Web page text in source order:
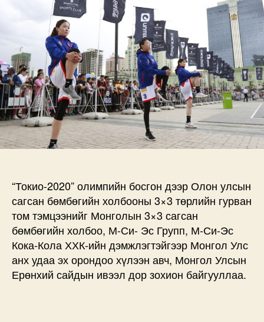
ШИЛДГҮҮД
МОНГОЛД
ЧУУЛЛАА
дээр
“Токио-2020” олимпийн босгон дээр Олон улсын
сагсан бөмбөгийн холбооны 3×3 төрлийн гурван
том тэмцээнийг Монголын 3×3 сагсан
бөмбөгийн холбоо, М-Си- Эс Групп, М-Си-Эс
Кока-Кола ХХК-ийн дэмжлэгтэйгээр Монгол Улс
анх удаа эх орондоо хүлээн авч, Монгол Улсын
Ерөнхий сайдын ивээл дор зохион байгууллаа.